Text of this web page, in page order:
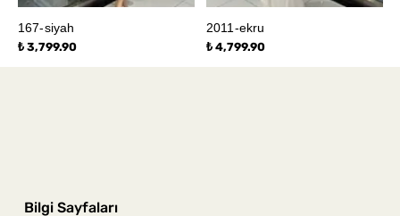
167-siyah
₺ 3,799.90
2011-ekru
₺ 4,799.90
Bilgi Sayfaları